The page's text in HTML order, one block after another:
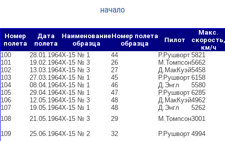
начало
Номер
полета
Дата
полета
Наименование
образца
Номер полета
образца
Пилот
Макс.
скорость,
км/ч
100
28.01.1964Х-15 № 1 44 Р.Рушворт 5821
101
19.02.1964Х-15 № 3 26 М.Томпсон5662
102
13.03.1964Х-15 № 3 27 Д.МакКуэй5458
103
27.03.1964Х-15 № 1 45 Р.Рушворт 6158
104
08.04.1964Х-15 № 1 46 Д.Энгл
5580
105
29.04.1964Х-15 № 1 47 Р.Рушворт 6285
106
12.05.1964Х-15 № 3 48 Д.МакКуэй4962
107
19.05.1964Х-15 № 1 48 Д.Энгл
5262
108
21.05.1964Х-15 № 3 29 М.Томпсон3001
109
25.06.1964Х-15 № 2 32 Р.Рушворт 4994